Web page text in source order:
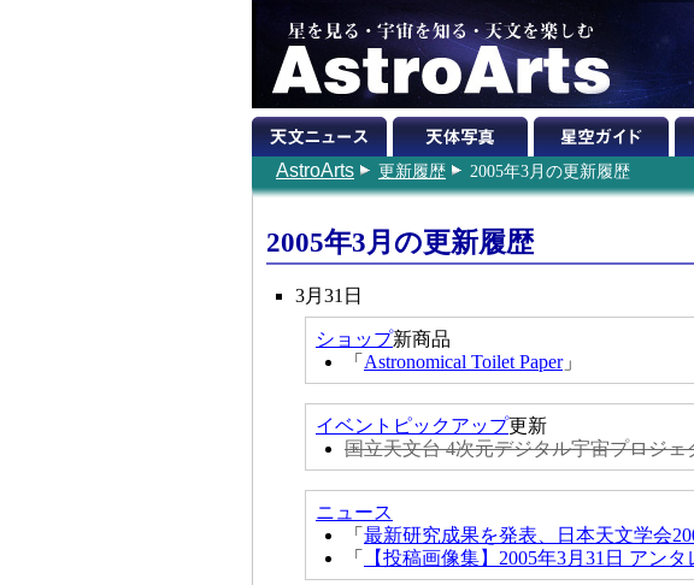
AstroArts 更新履歴 2005年3月の更新履歴
2005年3月の更新履歴
3月31日
ショップ新商品
「 Astronomical Toilet Paper」
イベントピックアップ更新
国立天文台 4次元デジタル宇宙プロジェ
ニュース
「 最新研究成果を発表、日本天文学会
「
【投稿画像集】2005年3月31日 アンタ